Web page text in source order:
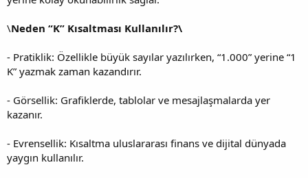
\Neden “K” Kısaltması Kullanılır?\
- Pratiklik: Özellikle büyük sayılar yazılırken, “1.000” yerine “1
K” yazmak zaman kazandırır.
- Görsellik: Grafiklerde, tablolar ve mesajlaşmalarda yer
kazanır.
- Evrensellik: Kısaltma uluslararası finans ve dijital dünyada
yaygın kullanılır.